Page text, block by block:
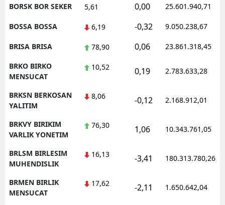
BORSK BOR SEKER 5,61 0,00 25.601.940,71
BOSSA BOSSA 6,19 -0,32 9.050.238,67
BRISA BRISA 78,90 0,06 23.861.318,45
BRKO BIRKO
MENSUCAT
10,52 0,19 2.783.633,28
BRKSN BERKOSAN
YALITIM
8,06 -0,12 2.168.912,01
BRKVY BIRIKIM
VARLIK YONETIM
76,30 1,06 10.343.761,05
BRLSM BIRLESIM
MUHENDISLIK
16,13 -3,41 180.313.780,26
BRMEN BIRLIK
MENSUCAT
17,62 -2,11 1.650.642,04